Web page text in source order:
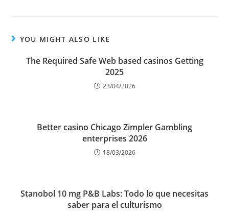
YOU MIGHT ALSO LIKE
The Required Safe Web based casinos Getting
2025
23/04/2026
Better casino Chicago Zimpler Gambling
enterprises 2026
18/03/2026
Stanobol 10 mg P&B Labs: Todo lo que necesitas
saber para el culturismo